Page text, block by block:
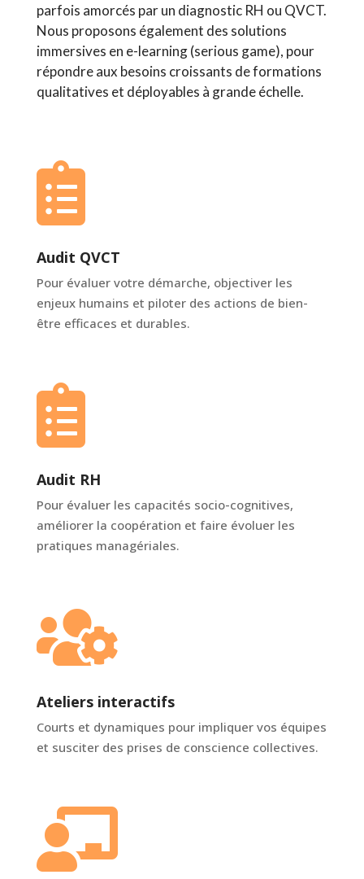
parfois amorcés par un diagnostic RH ou QVCT.
Nous proposons également des solutions
immersives en e-learning (serious game), pour
répondre aux besoins croissants de formations
qualitatives et déployables à grande échelle.

Audit QVCT
Pour évaluer votre démarche, objectiver les
enjeux humains et piloter des actions de bien-
être efficaces et durables.

Audit RH
Pour évaluer les capacités socio-cognitives,
améliorer la coopération et faire évoluer les
pratiques managériales.

Ateliers interactifs
Courts et dynamiques pour impliquer vos équipes
et susciter des prises de conscience collectives.
